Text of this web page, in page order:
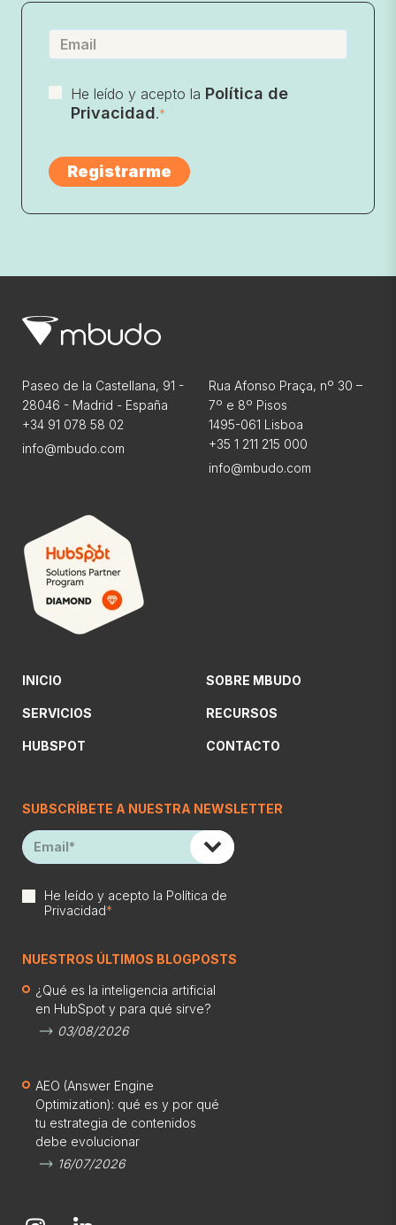
He leído y acepto la Política de
Privacidad.*
Paseo de la Castellana, 91 -
28046 - Madrid - España
+34 91 078 58 02
info@mbudo.com
Rua Afonso Praça, nº 30 –
7º e 8º Pisos
1495-061 Lisboa
+35 1 211 215 000
info@mbudo.com
INICIO
SERVICIOS
HUBSPOT
SOBRE MBUDO
RECURSOS
CONTACTO
SUBSCRÍBETE A NUESTRA NEWSLETTER
He leído y acepto la Política de
Privacidad*
NUESTROS ÚLTIMOS BLOGPOSTS
¿Qué es la inteligencia artificial
en HubSpot y para qué sirve?
03/08/2026
AEO (Answer Engine
Optimization): qué es y por qué
tu estrategia de contenidos
debe evolucionar
16/07/2026